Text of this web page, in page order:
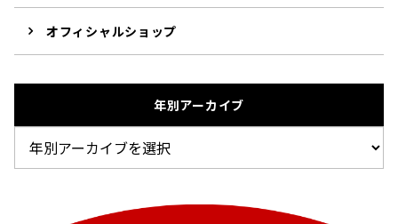
オフィシャルショップ
年別アーカイブ